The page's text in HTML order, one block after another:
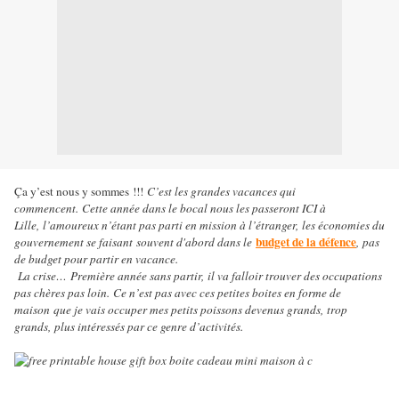
Ça y’est nous y sommes !!! C’est les grandes vacances qui
commencent. Cette année dans le bocal nous les passeront ICI à
Lille, l’amoureux n’étant pas parti en mission à l’étranger, les économies du
gouvernement se faisant souvent d'abord dans le budget de la défence, pas
de budget pour partir en vacance.
La crise… Première année sans partir, il va falloir trouver des occupations
pas chères pas loin. Ce n’est pas avec ces petites boites en forme de
maison que je vais occuper mes petits poissons devenus grands, trop
grands, plus intéressés par ce genre d’activités.